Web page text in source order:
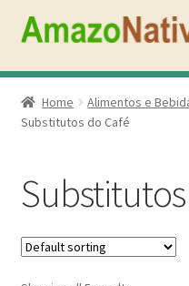
para
para
conteúdo
Inicio
Açaí Coffee
Atacado
Home Alimentos e
Substitutos do Café